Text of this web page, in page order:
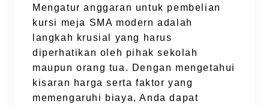
Mengatur anggaran untuk pembelian
kursi meja SMA modern adalah
langkah krusial yang harus
diperhatikan oleh pihak sekolah
maupun orang tua. Dengan mengetahui
kisaran harga serta faktor yang
memengaruhi biaya, Anda dapat